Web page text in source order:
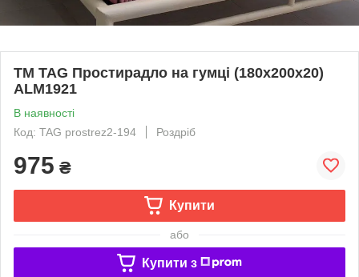
ТМ TAG Простирадло на гумці (180х200х20)
ALM1921
В наявності
Код: TAG prostrez2-194
Роздріб
975 ₴
Купити
або
Купити з